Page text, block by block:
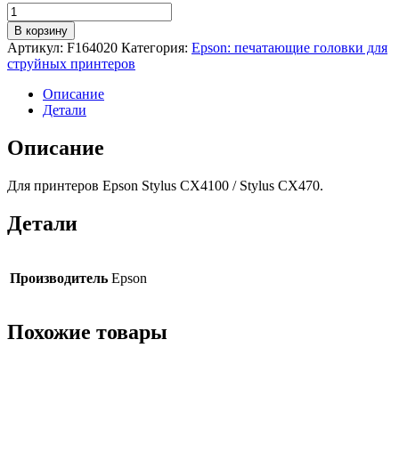
Количество
товара
Головка
печатающая
Epson
F164020/F164000
В корзину
Артикул: F164020 Категория: Epson: печатающие головки для
струйных принтеров
Описание
Детали
Описание
Для принтеров Epson Stylus CX4100 / Stylus CX470.
Детали
Производитель Epson
Похожие товары